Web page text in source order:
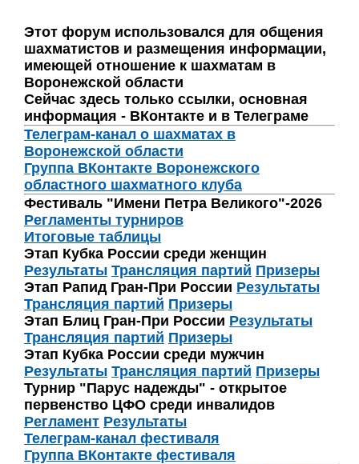
Этот форум использовался для общения
шахматистов и размещения информации,
имеющей отношение к шахматам в
Воронежской области
Сейчас здесь только ссылки, основная
информация - ВКонтакте и в Телеграме
Телеграм-канал о шахматах в
Воронежской области
Группа ВКонтакте Воронежского
областного шахматного клуба
Фестиваль "Имени Петра Великого"-2026
Регламенты турниров
Итоговые таблицы
Этап Кубка России среди женщин
Результаты Трансляция партий Призеры
Этап Рапид Гран-При России Результаты
Трансляция партий Призеры
Этап Блиц Гран-При России Результаты
Трансляция партий Призеры
Этап Кубка России среди мужчин
Результаты Трансляция партий Призеры
Турнир "Парус надежды" - открытое
первенство ЦФО среди инвалидов
Регламент Результаты
Телеграм-канал фестиваля
Группа ВКонтакте фестиваля